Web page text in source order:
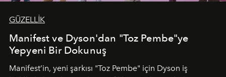
GÜZELLİK
Manifest ve Dyson'dan "Toz Pembe"ye
Yepyeni Bir Dokunuş
Manifest’in, yeni şarkısı "Toz Pembe" için Dyson iş